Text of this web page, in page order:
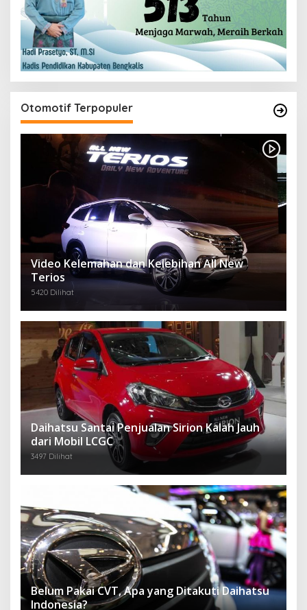
Otomotif Terpopuler
Video Kelemahan dan Kelebihan All New
Terios
5420 Dilihat
Daihatsu Santai Penjualan Sirion Kalah Jauh
dari Mobil LCGC
3497 Dilihat
Belum Pakai CVT, Apa yang Ditakuti Daihatsu
Indonesia?